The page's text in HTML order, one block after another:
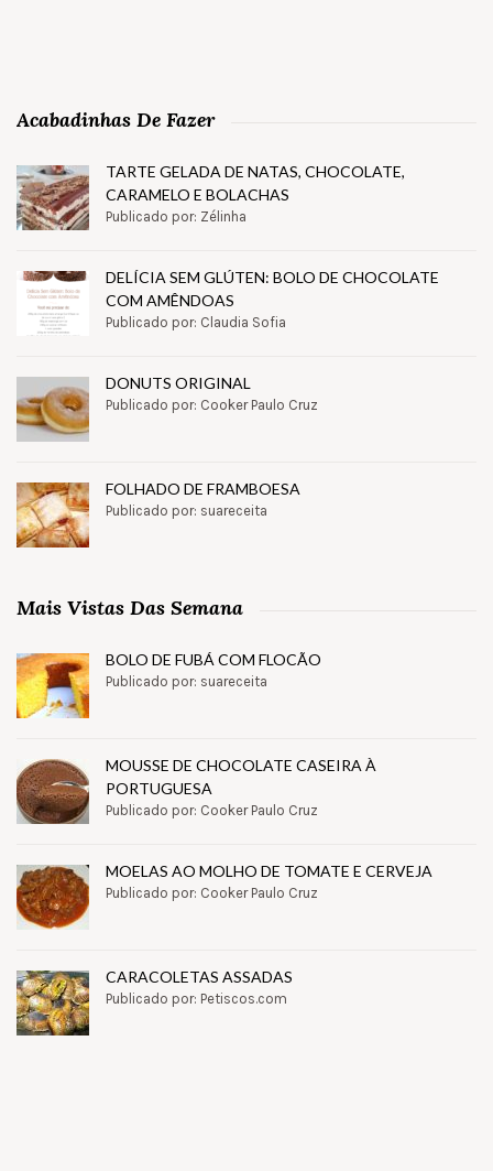
Acabadinhas De Fazer
TARTE GELADA DE NATAS, CHOCOLATE,
CARAMELO E BOLACHAS
Publicado por: Zélinha
DELÍCIA SEM GLÚTEN: BOLO DE CHOCOLATE
COM AMÊNDOAS
Publicado por: Claudia Sofia
DONUTS ORIGINAL
Publicado por: Cooker Paulo Cruz
FOLHADO DE FRAMBOESA
Publicado por: suareceita
Mais Vistas Das Semana
BOLO DE FUBÁ COM FLOCÃO
Publicado por: suareceita
MOUSSE DE CHOCOLATE CASEIRA À
PORTUGUESA
Publicado por: Cooker Paulo Cruz
MOELAS AO MOLHO DE TOMATE E CERVEJA
Publicado por: Cooker Paulo Cruz
CARACOLETAS ASSADAS
Publicado por: Petiscos.com